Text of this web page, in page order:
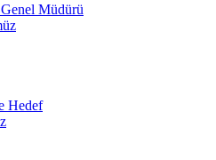
Müdürü
Hedef